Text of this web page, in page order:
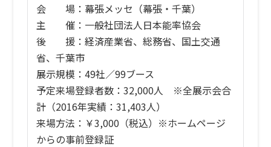
会 場：幕張メッセ（幕張・千葉）
主 催：一般社団法人日本能率協会
後 援：経済産業省、総務省、国土交通
省、千葉市
展示規模：49社／99ブース
予定来場登録者数：32,000人 ※全展示会合
計（2016年実績：31,403人）
来場方法：￥3,000（税込）※ホームページ
からの事前登録証